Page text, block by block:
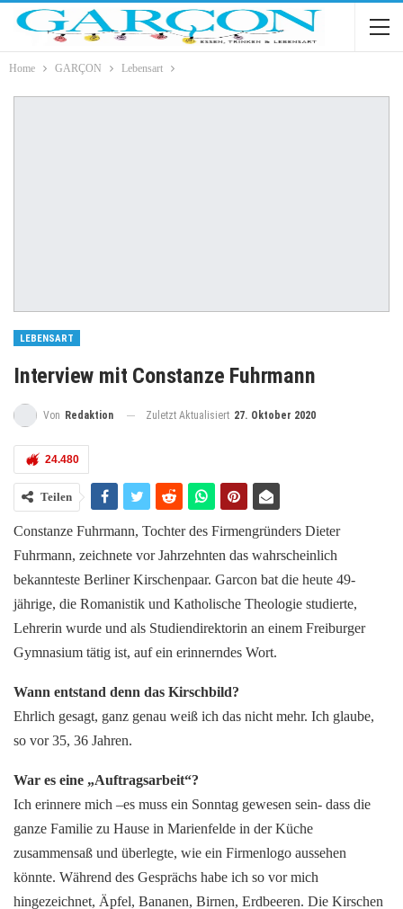
Home GARÇON Lebensart
LEBENSART
Interview mit Constanze Fuhrmann
Von Redaktion Zuletzt Aktualisiert 27. Oktober 2020
24.480
Teilen
Constanze Fuhrmann, Tochter des Firmengründers Dieter
Fuhrmann, zeichnete vor Jahrzehnten das wahrscheinlich
bekannteste Berliner Kirschenpaar. Garcon bat die heute 49-
jährige, die Romanistik und Katholische Theologie studierte,
Lehrerin wurde und als Studiendirektorin an einem Freiburger
Gymnasium tätig ist, auf ein erinnerndes Wort.
Wann entstand denn das Kirschbild?
Ehrlich gesagt, ganz genau weiß ich das nicht mehr. Ich glaube,
so vor 35, 36 Jahren.
War es eine „Auftragsarbeit“?
Ich erinnere mich –es muss ein Sonntag gewesen sein- dass die
ganze Familie zu Hause in Marienfelde in der Küche
zusammensaß und überlegte, wie ein Firmenlogo aussehen
könnte. Während des Gesprächs habe ich so vor mich
hingezeichnet, Äpfel, Bananen, Birnen, Erdbeeren. Die Kirschen